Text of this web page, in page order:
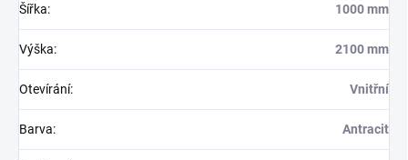
Šířka: 1000 mm
Výška: 2100 mm
Otevírání: Vnitřní
Barva: Antracit